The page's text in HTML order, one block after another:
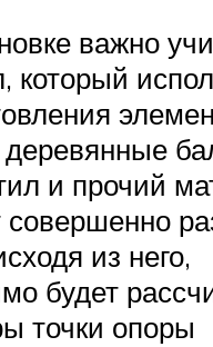
важно
который
и прочий
совершенно
из него,
будет
точки опоры